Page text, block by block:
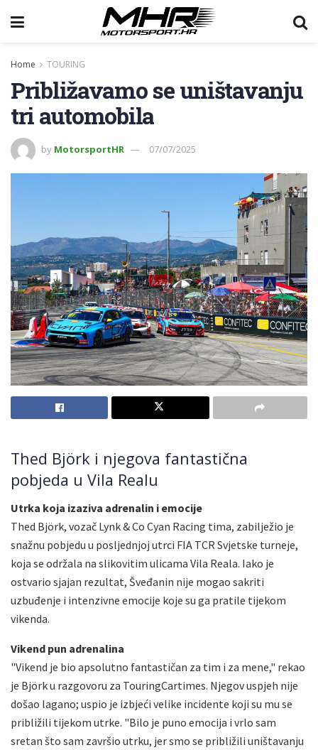
Home TOURING
Približavamo se uništavanju
tri automobila
by MotorsportHR 07/07/2025
Thed Björk i njegova fantastična
pobjeda u Vila Realu
Utrka koja izaziva adrenalin i emocije
Thed Björk, vozač Lynk & Co Cyan Racing tima, zabilježio je
snažnu pobjedu u posljednjoj utrci FIA TCR Svjetske turneje,
koja se održala na slikovitim ulicama Vila Reala. Iako je
ostvario sjajan rezultat, Šveđanin nije mogao sakriti
uzbuđenje i intenzivne emocije koje su ga pratile tijekom
vikenda.
Vikend pun adrenalina
"Vikend je bio apsolutno fantastičan za tim i za mene," rekao
je Björk u razgovoru za TouringCartimes. Njegov uspjeh nije
došao lagano; uspio je izbjeći velike incidente koji su mu se
približili tijekom utrke. "Bilo je puno emocija i vrlo sam
sretan što sam završio utrku, jer smo se približili uništavanju